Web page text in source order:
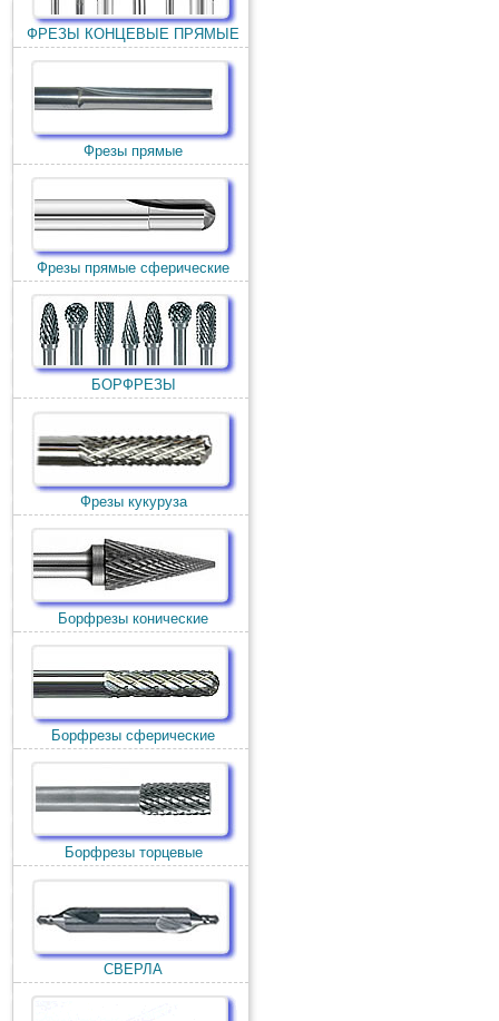
ФРЕЗЫ КОНЦЕВЫЕ ПРЯМЫЕ
Фрезы прямые
Фрезы прямые сферические
БОРФРЕЗЫ
Фрезы кукуруза
Борфрезы конические
Борфрезы сферические
Борфрезы торцевые
СВЕРЛА